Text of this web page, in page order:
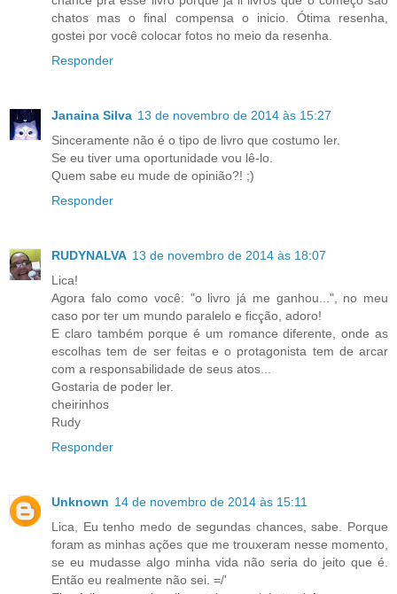
chatos mas o final compensa o inicio. Ótima resenha,
gostei por você colocar fotos no meio da resenha.
Responder
Janaina Silva 13 de novembro de 2014 às 15:27
Sinceramente não é o tipo de livro que costumo ler.
Se eu tiver uma oportunidade vou lê-lo.
Quem sabe eu mude de opinião?! ;)
Responder
RUDYNALVA 13 de novembro de 2014 às 18:07
Lica!
Agora falo como você: "o livro já me ganhou...", no meu
caso por ter um mundo paralelo e ficção, adoro!
E claro também porque é um romance diferente, onde as
escolhas tem de ser feitas e o protagonista tem de arcar
com a responsabilidade de seus atos...
Gostaria de poder ler.
cheirinhos
Rudy
Responder
Unknown 14 de novembro de 2014 às 15:11
Lica, Eu tenho medo de segundas chances, sabe. Porque
foram as minhas ações que me trouxeram nesse momento,
se eu mudasse algo minha vida não seria do jeito que é.
Então eu realmente não sei. =/'